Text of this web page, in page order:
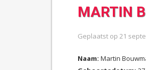
MARTIN
Geplaatst op 21
Naam: Martin